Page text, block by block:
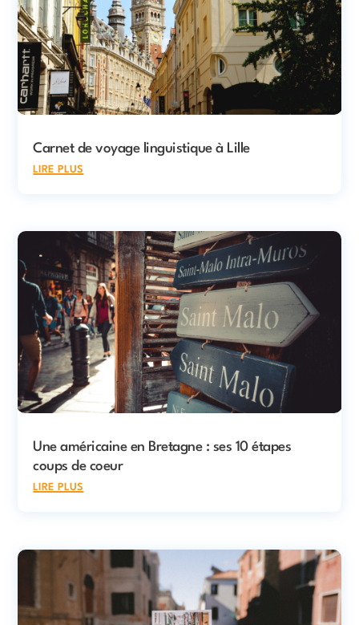
Carnet de voyage linguistique à Lille
lire plus
Une américaine en Bretagne : ses 10 étapes
coups de coeur
lire plus